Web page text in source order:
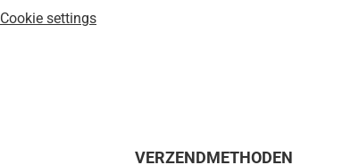
Cookie settings
VERZENDMETHODEN